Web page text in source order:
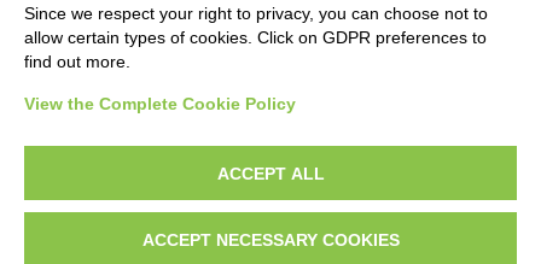
Turner, Joseph Mallord William, Fiume
diritto d’autore, legge 22 aprile 1941 n. 633. I diritti degli autori, degli artisti e
dei fotografi che hanno realizzato le opere e le immagini, degli enti e delle
istituzioni che ne sono proprietari, sono riservati. Si vieta quindi la
Since we respect your right to privacy, you can choose not to
allow certain types of cookies. Click on GDPR preferences to
find out more.
View the Complete Cookie Policy
ACCEPT ALL
ACCEPT NECESSARY COOKIES